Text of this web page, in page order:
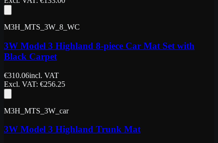
M3H_MTS_3W_8_WC
3W Model 3 Highland 8-piece Car Mat Set with
Black Carpet
€310.06incl. VAT
Excl. VAT: €256.25
M3H_MTS_3W_car
3W Model 3 Highland Trunk Mat